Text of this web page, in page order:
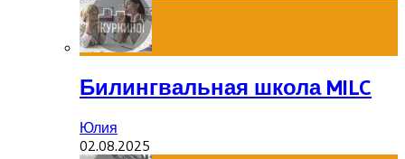
Билингвальная школа MILC
Юлия
02.08.2025